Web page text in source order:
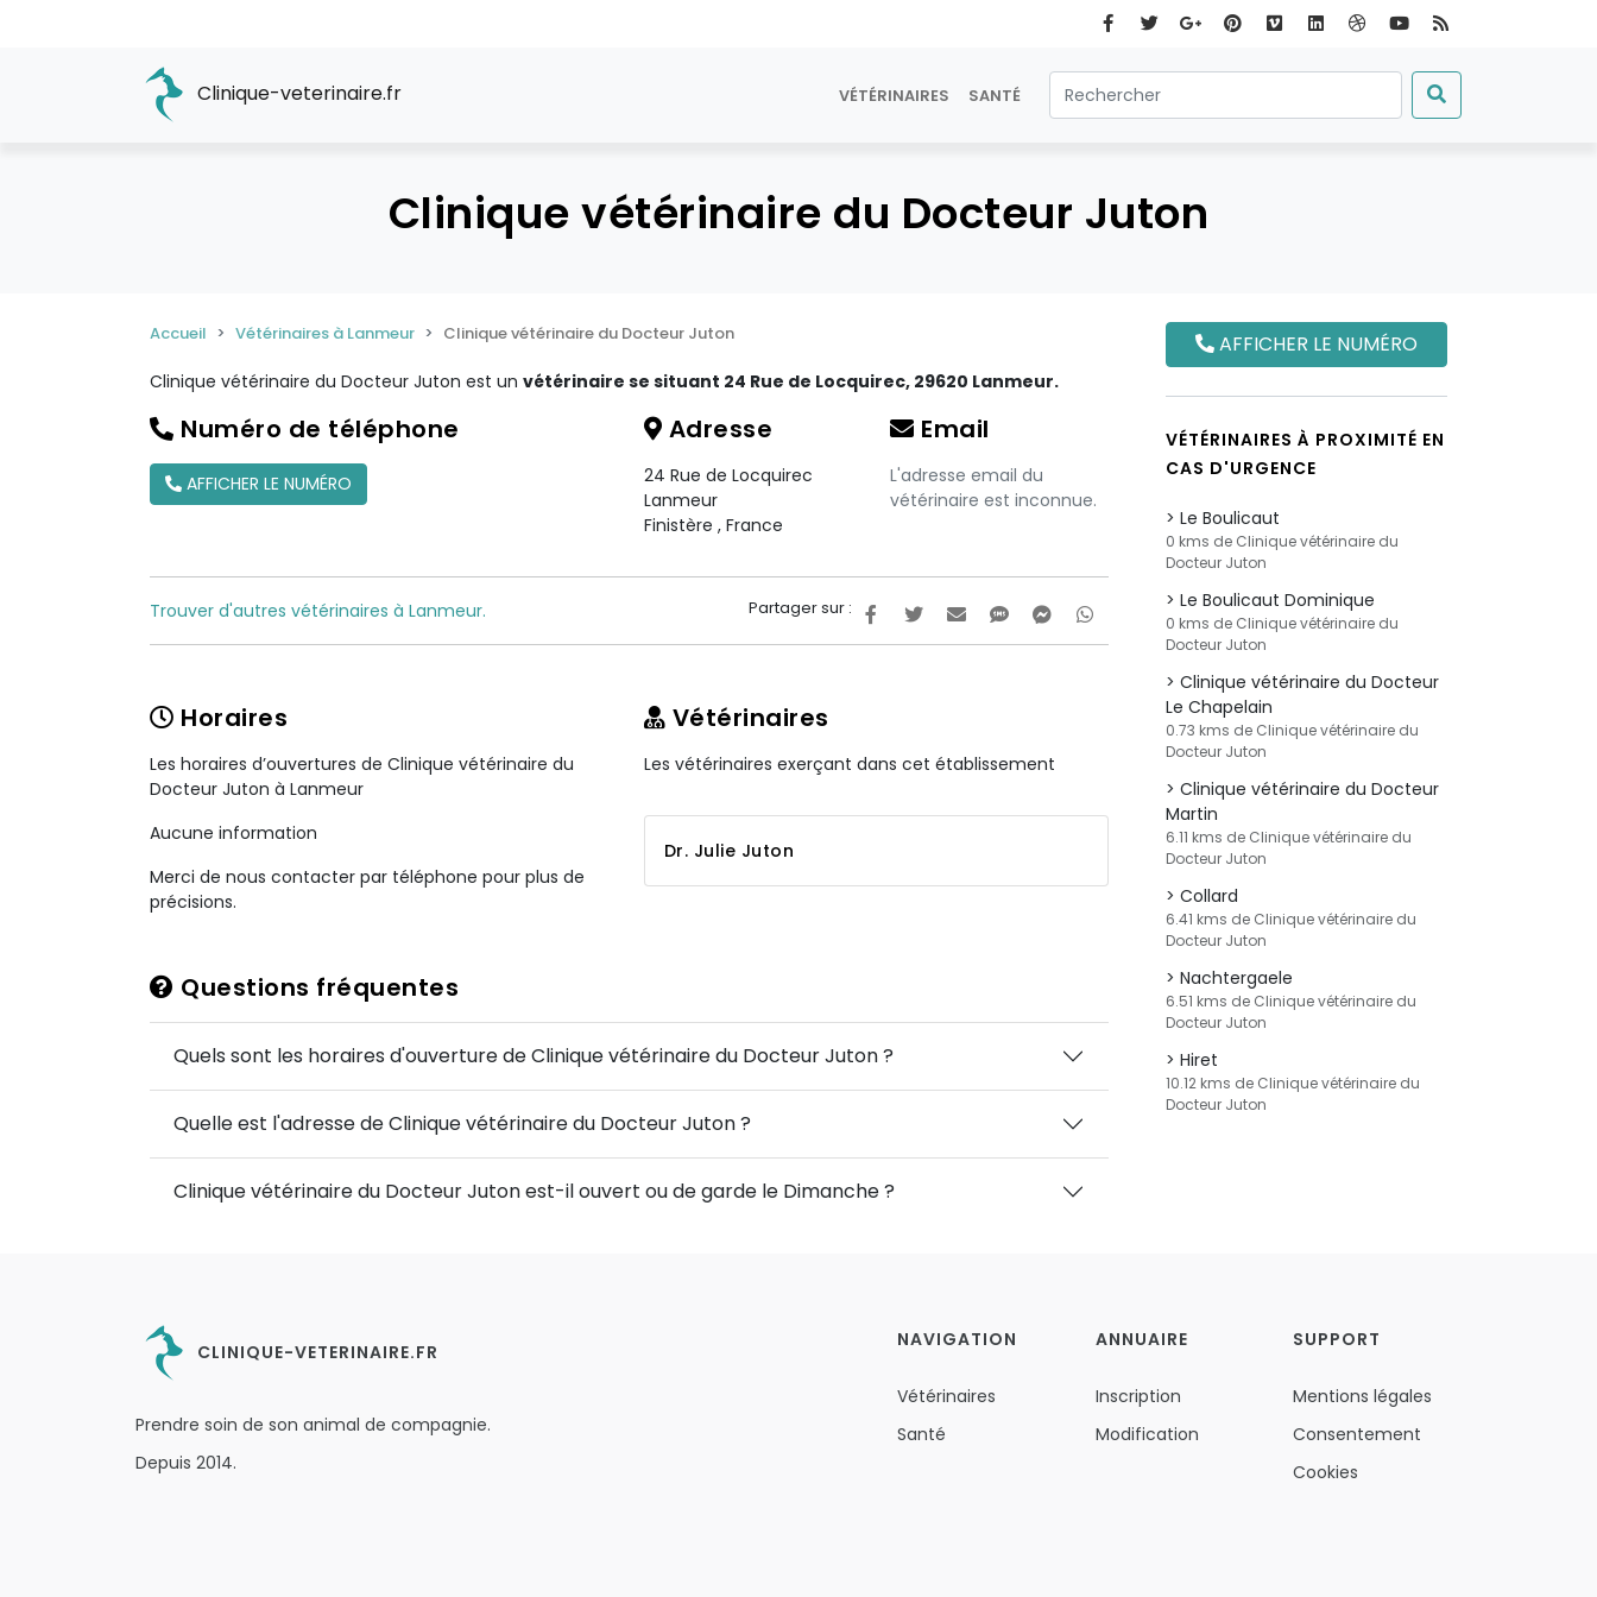
Clinique-veterinaire.fr VÉTÉRINAIRES SANTÉ
Clinique vétérinaire du Docteur Juton
Accueil Vétérinaires à Lanmeur Clinique vétérinaire du Docteur Juton
Clinique vétérinaire du Docteur Juton est un vétérinaire se situant 24 Rue de Locquirec, 29620 Lanmeur.
Numéro de téléphone
AFFICHER LE NUMÉRO
Adresse
24 Rue de Locquirec
Lanmeur
Finistère , France
Email
L'adresse email du
vétérinaire est inconnue.
Partager sur :
Trouver d'autres vétérinaires à Lanmeur.
Horaires
Les horaires d’ouvertures de Clinique vétérinaire du
Docteur Juton à Lanmeur
Aucune information
Merci de nous contacter par téléphone pour plus de
précisions.
Vétérinaires
Les vétérinaires exerçant dans cet établissement
Dr. Julie Juton
Questions fréquentes
Quels sont les horaires d'ouverture de Clinique vétérinaire du Docteur Juton ?
Quelle est l'adresse de Clinique vétérinaire du Docteur Juton ?
Clinique vétérinaire du Docteur Juton est-il ouvert ou de garde le Dimanche ?
AFFICHER LE NUMÉRO
VÉTÉRINAIRES À PROXIMITÉ EN
CAS D'URGENCE
Le Boulicaut
0 kms de Clinique vétérinaire du
Docteur Juton
Le Boulicaut Dominique
0 kms de Clinique vétérinaire du
Docteur Juton
Clinique vétérinaire du Docteur
Le Chapelain
0.73 kms de Clinique vétérinaire du
Docteur Juton
Clinique vétérinaire du Docteur
Martin
6.11 kms de Clinique vétérinaire du
Docteur Juton
Collard
6.41 kms de Clinique vétérinaire du
Docteur Juton
Nachtergaele
6.51 kms de Clinique vétérinaire du
Docteur Juton
Hiret
10.12 kms de Clinique vétérinaire du
Docteur Juton
CLINIQUE-VETERINAIRE.FR
Prendre soin de son animal de compagnie.
Depuis 2014.
NAVIGATION
Vétérinaires
Santé
ANNUAIRE
Inscription
Modification
SUPPORT
Mentions légales
Consentement
Cookies